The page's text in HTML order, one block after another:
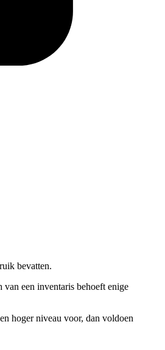
bevatten.
een inventaris behoeft enige
hoger niveau voor, dan voldoen